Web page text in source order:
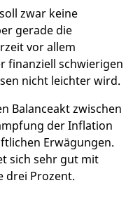
zwar keine
gerade die
vor allem
finanziell schwierigen
nicht leichter wird.
Balanceakt zwischen
der Inflation
Erwägungen.
sich sehr gut mit
drei Prozent.